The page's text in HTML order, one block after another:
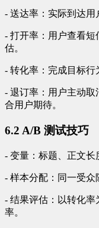
- 送达率：实际到达用
- 打开率：用户查看
估。
- 转化率：完成目标行
- 退订率：用户主动
合用户期待。
6.2 A/B 测试技巧
- 变量：标题、正文长
- 样本分配：同一受众
- 结果评估：以转化
率。